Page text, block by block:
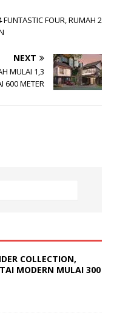
FOUR, RUMAH 2
NEXT
MULAI 1,3
600 METER
COLLECTION,
MODERN MULAI 300